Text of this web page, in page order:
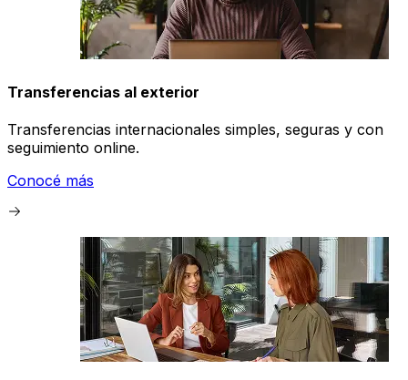
Transferencias al exterior
Transferencias internacionales simples, seguras y con
seguimiento online.
Conocé más